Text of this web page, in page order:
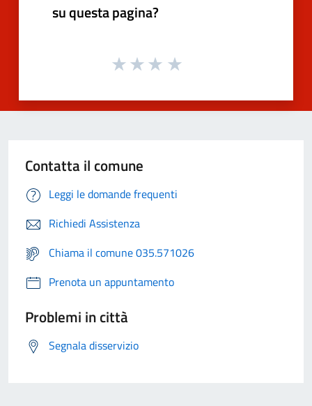
su questa pagina?
Contatta il comune
Leggi le domande frequenti
Richiedi Assistenza
Chiama il comune 035.571026
Prenota un appuntamento
Problemi in città
Segnala disservizio